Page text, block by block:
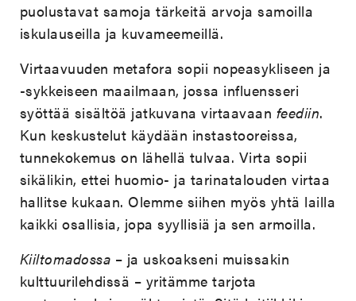
puolustavat samoja tärkeitä arvoja samoilla
iskulauseilla ja kuvameemeillä.
Virtaavuuden metafora sopii nopeasykliseen ja
-sykkeiseen maailmaan, jossa influensseri
syöttää sisältöä jatkuvana virtaavaan feediin.
Kun keskustelut käydään instastooreissa,
tunnekokemus on lähellä tulvaa. Virta sopii
sikälikin, ettei huomio- ja tarinatalouden virtaa
hallitse kukaan. Olemme siihen myös yhtä lailla
kaikki osallisia, jopa syyllisiä ja sen armoilla.
Kiiltomadossa – ja uskoakseni muissakin
kulttuurilehdissä – yritämme tarjota